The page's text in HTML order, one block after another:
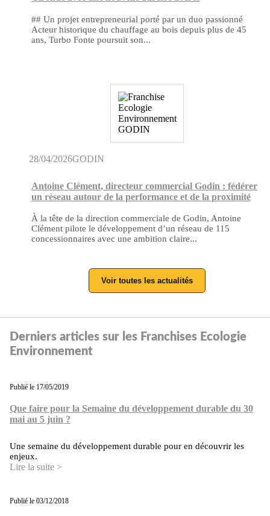
## Un projet entrepreneurial porté par un duo passionné
Acteur historique du chauffage au bois depuis plus de 45
ans, Turbo Fonte poursuit son...
28/04/2026GODIN
Antoine Clément, directeur commercial Godin : fédérer
un réseau autour de la performance et de la proximité
À la tête de la direction commerciale de Godin, Antoine
Clément pilote le développement d’un réseau de 115
concessionnaires avec une ambition claire...
Voir toutes les actualités
Derniers articles sur les Franchises Ecologie
Environnement
Publié le 17/05/2019
Que faire pour la Semaine du développement durable du 30
mai au 5 juin ?
Une semaine du développement durable pour en découvrir les
enjeux.
Lire la suite >
Publié le 03/12/2018